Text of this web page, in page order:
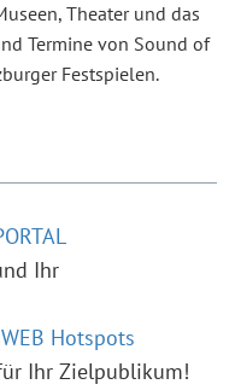
Theater und das
Termine von Sound of
Festspielen.
Ihr
Hotspots
Ihr Zielpublikum!